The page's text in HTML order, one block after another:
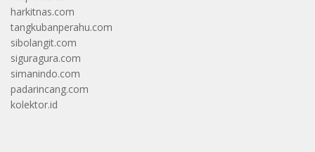
harkitnas.com
tangkubanperahu.com
sibolangit.com
siguragura.com
simanindo.com
padarincang.com
kolektor.id